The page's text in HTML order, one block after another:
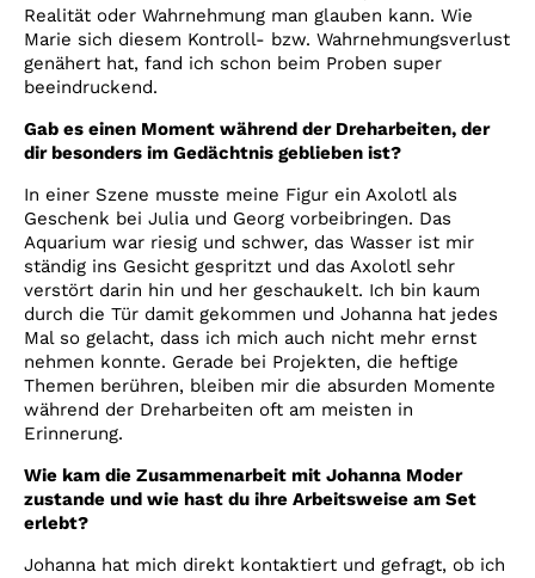
Realität oder Wahrnehmung man glauben kann. Wie
Marie sich diesem Kontroll- bzw. Wahrnehmungsverlust
genähert hat, fand ich schon beim Proben super
beeindruckend.
Gab es einen Moment während der Dreharbeiten, der
dir besonders im Gedächtnis geblieben ist?
In einer Szene musste meine Figur ein Axolotl als
Geschenk bei Julia und Georg vorbeibringen. Das
Aquarium war riesig und schwer, das Wasser ist mir
ständig ins Gesicht gespritzt und das Axolotl sehr
verstört darin hin und her geschaukelt. Ich bin kaum
durch die Tür damit gekommen und Johanna hat jedes
Mal so gelacht, dass ich mich auch nicht mehr ernst
nehmen konnte. Gerade bei Projekten, die heftige
Themen berühren, bleiben mir die absurden Momente
während der Dreharbeiten oft am meisten in
Erinnerung.
Wie kam die Zusammenarbeit mit Johanna Moder
zustande und wie hast du ihre Arbeitsweise am Set
erlebt?
Johanna hat mich direkt kontaktiert und gefragt, ob ich